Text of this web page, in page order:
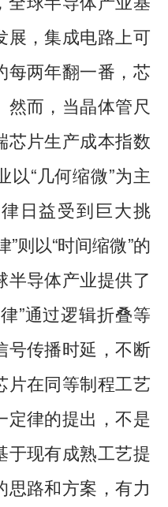
展，集成电路上可
每两年翻一番，芯
然而，当晶体管尺
芯片生产成本指数
“几何缩微”为主
日益受到巨大挑
则以“时间缩微”的
半导体产业提供了
”通过逻辑折叠等
号传播时延，不断
片在同等制程工艺
定律的提出，不是
于现有成熟工艺提
思路和方案，有力